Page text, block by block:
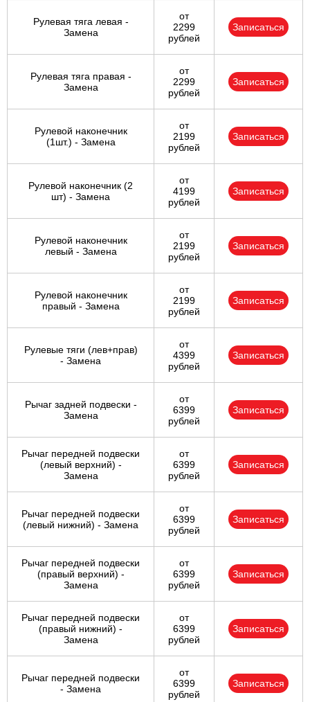
Рулевая тяга левая -
Замена
от
2299
рублей
Записаться
Рулевая тяга правая -
Замена
от
2299
рублей
Записаться
Рулевой наконечник
(1шт.) - Замена
от
2199
рублей
Записаться
Рулевой наконечник (2
шт) - Замена
от
4199
рублей
Записаться
Рулевой наконечник
левый - Замена
от
2199
рублей
Записаться
Рулевой наконечник
правый - Замена
от
2199
рублей
Записаться
Рулевые тяги (лев+прав)
- Замена
от
4399
рублей
Записаться
Рычаг задней подвески -
Замена
от
6399
рублей
Записаться
Рычаг передней подвески
(левый верхний) -
Замена
от
6399
рублей
Записаться
Рычаг передней подвески
(левый нижний) - Замена
от
6399
рублей
Записаться
Рычаг передней подвески
(правый верхний) -
Замена
от
6399
рублей
Записаться
Рычаг передней подвески
(правый нижний) -
Замена
от
6399
рублей
Записаться
Рычаг передней подвески
- Замена
от
6399
рублей
Записаться